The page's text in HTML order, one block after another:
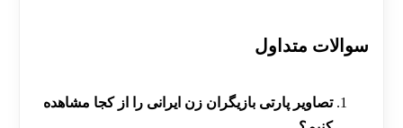
سوالات متداول
تصاویر پارتی بازیگران زن ایرانی را از کجا مشاهده